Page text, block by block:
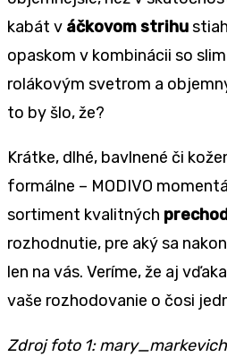
kabát v áčkovom strihu
opaskom v kombinácii so
rolákovým svetrom a
to by šlo, že?
Krátke, dlhé, bavlnené či
formálne – MODIVO
sortiment kvalitných
rozhodnutie, pre aký sa
len na vás. Veríme, že aj
vaše rozhodovanie o čosi
Zdroj foto 1: